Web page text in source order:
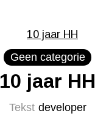
Geen categorie
10 jaar HH
Tekst developer